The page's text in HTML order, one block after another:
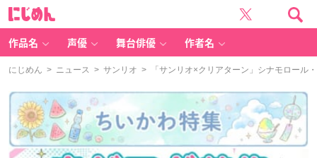
作品名 声優 舞台俳優 作者名
にじめん > ニュース > サンリオ > 「サンリオ×クリアターン」シナモロール